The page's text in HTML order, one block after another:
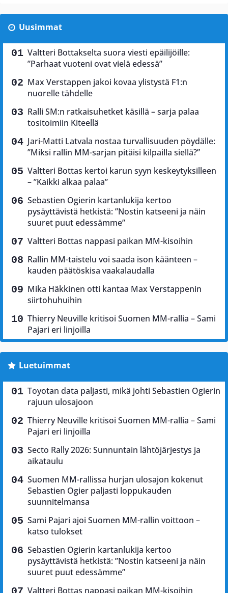
Uusimmat
Valtteri Bottakselta suora viesti epäilijöille:
”Parhaat vuoteni ovat vielä edessä”
Max Verstappen jakoi kovaa ylistystä F1:n
nuorelle tähdelle
Ralli SM:n ratkaisuhetket käsillä – sarja palaa
tositoimiin Kiteellä
Jari-Matti Latvala nostaa turvallisuuden pöydälle:
”Miksi rallin MM-sarjan pitäisi kilpailla siellä?”
Valtteri Bottas kertoi karun syyn keskeytyksilleen
– ”Kaikki alkaa palaa”
Sebastien Ogierin kartanlukija kertoo
pysäyttävistä hetkistä: ”Nostin katseeni ja näin
suuret puut edessämme”
Valtteri Bottas nappasi paikan MM-kisoihin
Rallin MM-taistelu voi saada ison käänteen –
kauden päätöskisa vaakalaudalla
Mika Häkkinen otti kantaa Max Verstappenin
siirtohuhuihin
Thierry Neuville kritisoi Suomen MM-rallia – Sami
Pajari eri linjoilla
Luetuimmat
Toyotan data paljasti, mikä johti Sebastien Ogierin
rajuun ulosajoon
Thierry Neuville kritisoi Suomen MM-rallia – Sami
Pajari eri linjoilla
Secto Rally 2026: Sunnuntain lähtöjärjestys ja
aikataulu
Suomen MM-rallissa hurjan ulosajon kokenut
Sebastien Ogier paljasti loppukauden
suunnitelmansa
Sami Pajari ajoi Suomen MM-rallin voittoon –
katso tulokset
Sebastien Ogierin kartanlukija kertoo
pysäyttävistä hetkistä: ”Nostin katseeni ja näin
suuret puut edessämme”
Valtteri Bottas nappasi paikan MM-kisoihin